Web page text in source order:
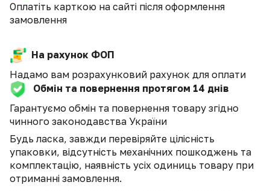
Оплатіть карткою на сайті після оформлення
замовлення
На рахунок ФОП
Надамо вам розрахунковий рахунок для оплати
Обмін та повернення протягом 14 днів
Гарантуємо обмін та повернення товару згідно
чинного законодавства України
Будь ласка, завжди перевіряйте цілісність
упаковки, відсутність механічних пошкоджень та
комплектацію, наявність усіх одиниць товару при
отриманні замовлення.